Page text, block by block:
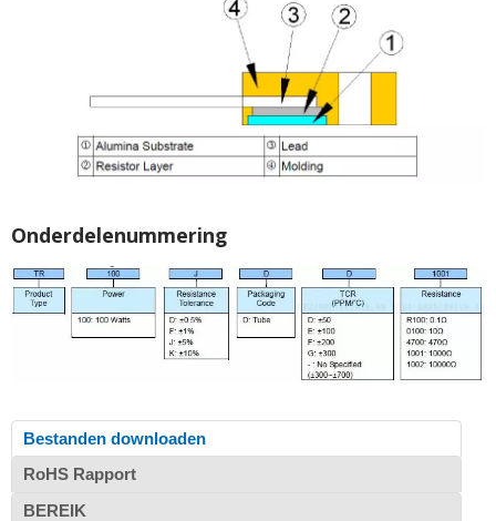
Onderdelenummering
Bestanden downloaden
RoHS Rapport
BEREIK